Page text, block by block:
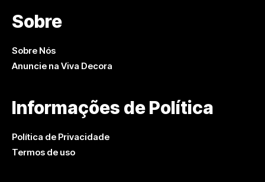
Sobre
Sobre Nós
Anuncie na Viva Decora
Informações de Política
Política de Privacidade
Termos de uso